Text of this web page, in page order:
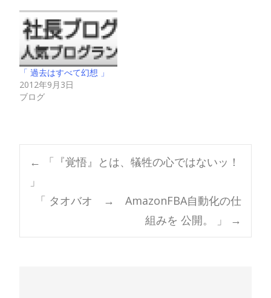
「 過去はすべて幻想 」
2012年9月3日
ブログ
Post
navigation
←
「『覚悟』とは、犠牲の心ではないッ！
」
「 タオバオ → AmazonFBA自動化の仕
組みを 公開。 」
→